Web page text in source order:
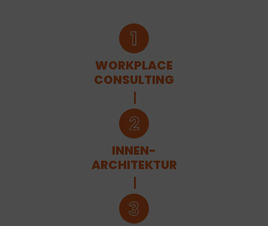
WORKPLACE
CONSULTING
INNEN-
ARCHITEKTUR